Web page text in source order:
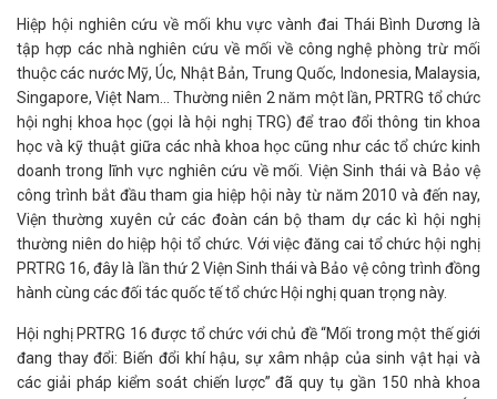
Hiệp hội nghiên cứu về mối khu vực vành đai Thái Bình Dương là
tập hợp các nhà nghiên cứu về mối về công nghệ phòng trừ mối
thuộc các nước Mỹ, Úc, Nhật Bản, Trung Quốc, Indonesia, Malaysia,
Singapore, Việt Nam… Thường niên 2 năm một lần, PRTRG tổ chức
hội nghị khoa học (gọi là hội nghị TRG) để trao đổi thông tin khoa
học và kỹ thuật giữa các nhà khoa học cũng như các tổ chức kinh
doanh trong lĩnh vực nghiên cứu về mối. Viện Sinh thái và Bảo vệ
công trình bắt đầu tham gia hiệp hội này từ năm 2010 và đến nay,
Viện thường xuyên cử các đoàn cán bộ tham dự các kì hội nghị
thường niên do hiệp hội tổ chức. Với việc đăng cai tổ chức hội nghị
PRTRG 16, đây là lần thứ 2 Viện Sinh thái và Bảo vệ công trình đồng
hành cùng các đối tác quốc tế tổ chức Hội nghị quan trọng này.
Hội nghị PRTRG 16 được tổ chức với chủ đề “Mối trong một thế giới
đang thay đổi: Biến đổi khí hậu, sự xâm nhập của sinh vật hại và
các giải pháp kiểm soát chiến lược” đã quy tụ gần 150 nhà khoa